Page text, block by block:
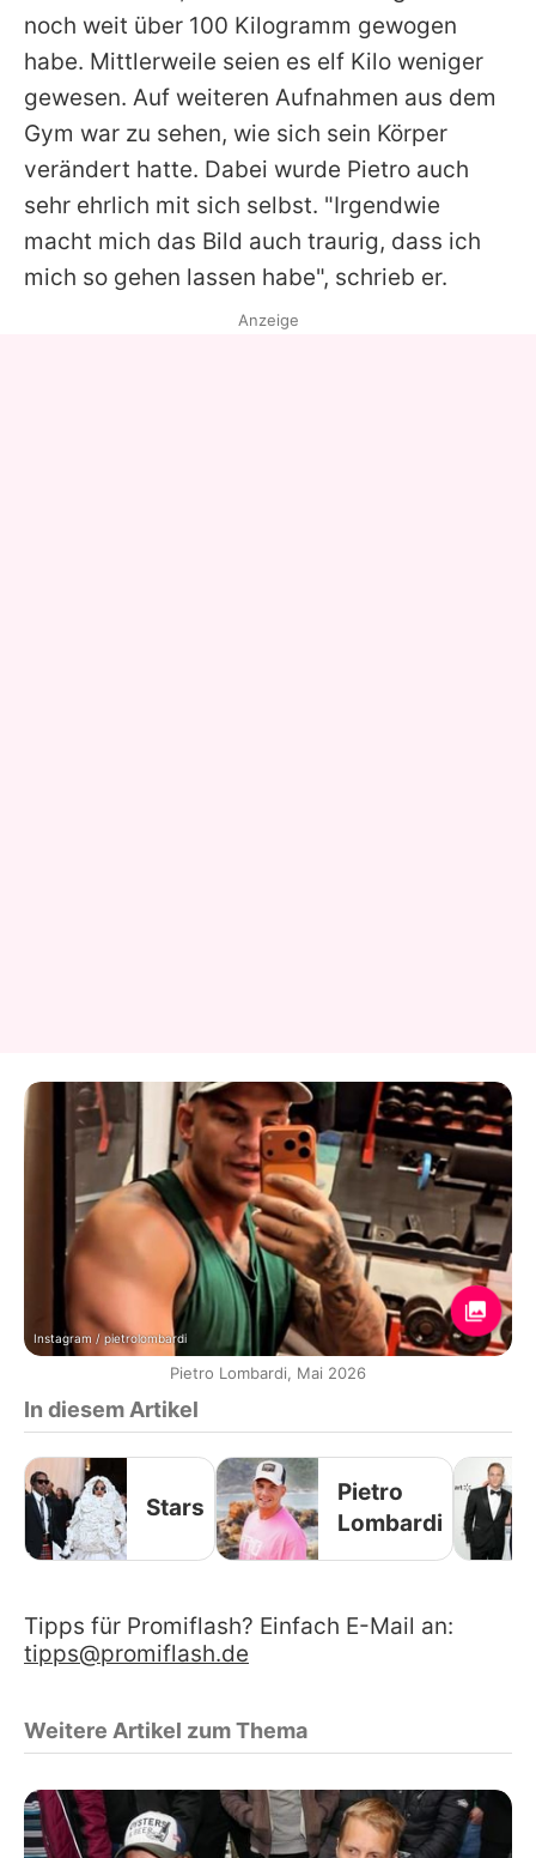
noch weit über 100 Kilogramm gewogen
habe. Mittlerweile seien es elf Kilo weniger
gewesen. Auf weiteren Aufnahmen aus dem
Gym war zu sehen, wie sich sein Körper
verändert hatte. Dabei wurde Pietro auch
sehr ehrlich mit sich selbst. "Irgendwie
macht mich das Bild auch traurig, dass ich
mich so gehen lassen habe", schrieb er.
Anzeige
Instagram / pietrolombardi
Pietro Lombardi, Mai 2026
In diesem Artikel
Stars
Pietro
Lombardi
Tipps für Promiflash? Einfach E-Mail an:
tipps@promiflash.de
Weitere Artikel zum Thema